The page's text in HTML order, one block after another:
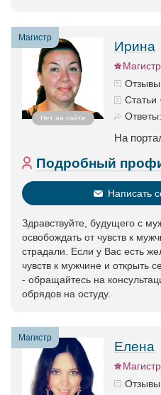
Магистр
Нет на сайте
Ирина
Магистр
Статьи
Ответы:
На
Подробный
Написать
Здравствуйте, будущего с
освобождать от чувств к
страдали. Если у Вас есть
чувств к мужчине и открыть
- обращайтесь на
обрядов на остуду.
Магистр
Елена
Магистр